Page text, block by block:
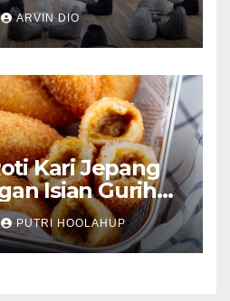
ARVIN DIO
Kari Jepang
Isian Gurih
PUTRI HOOLAHUP